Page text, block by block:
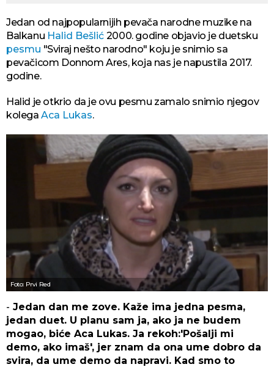
Jedan od najpopularnijih pevača narodne muzike na
Balkanu Halid Bešlić 2000. godine objavio je duetsku
pesmu "Sviraj nešto narodno" koju je snimio sa
pevačicom Donnom Ares, koja nas je napustila 2017.
godine.
Halid je otkrio da je ovu pesmu zamalo snimio njegov
kolegaAca Lukas.
Foto: Prvi Red
- Jedan dan me zove. Kaže ima jedna pesma,
jedan duet. U planu sam ja, ako ja ne budem
mogao, biće Aca Lukas. Ja rekoh:'Pošalji mi
demo, ako imaš', jer znam da ona ume dobro da
svira, da ume demo da napravi. Kad smo to